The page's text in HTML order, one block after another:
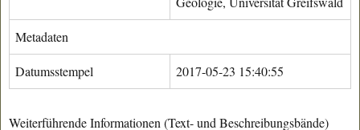
Metadaten
Datumsstempel 2017-05-23 15:40:55
Weiterführende Informationen (Text- und Beschreibungsbände)